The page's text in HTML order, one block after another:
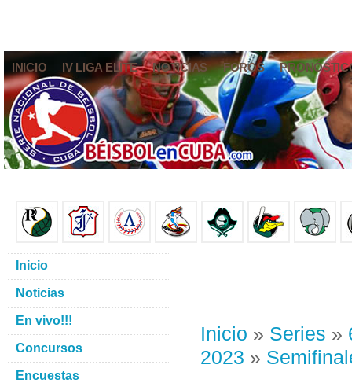
INICIO IV LIGA ELITE NOTICIAS FOROS
Inicio » Series »
2023 »
Inicio
Noticias
En vivo!!!
Concursos
Encuestas